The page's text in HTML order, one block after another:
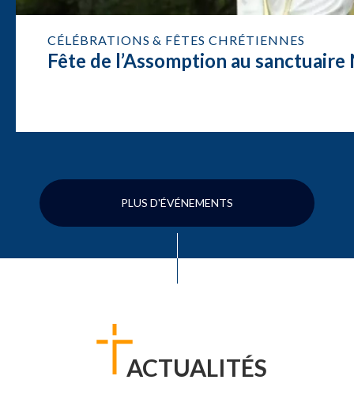
CÉLÉBRATIONS & FÊTES CHRÉTIENNES
Fête de l’Assomption au
PLUS D'ÉVÉNEMENTS
ACTUALITÉS